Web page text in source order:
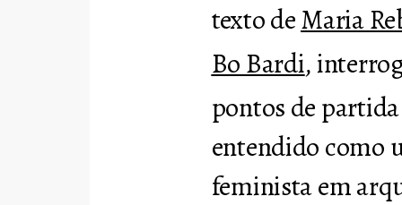
texto deMaria
Bo Bardi,
pontos de
entendido como
feminista em